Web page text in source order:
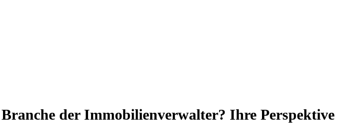
der Immobilienverwalter? Ihre Perspektive